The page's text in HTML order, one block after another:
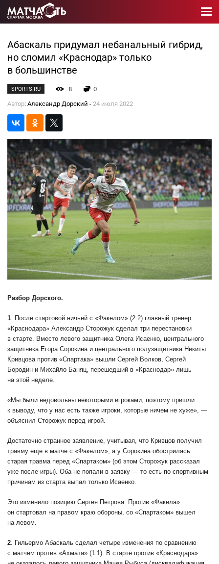
Абаскаль придумал небанальный гибрид,
но сломил «Краснодар» только
в большинстве
SPORTS.RU 8
0
Автор: Александр Дорский - 24 июля 2022
Разбор Дорского.
1. После стартовой ничьей с «Факелом» (2:2) главный тренер
«Краснодара» Александр Сторожук сделал три перестановки
в старте. Вместо левого защитника Олега Исаенко, центрального
защитника Егора Сорокина и центрального полузащитника Никиты
Кривцова против «Спартака» вышли Сергей Волков, Сергей
Бородин и Михайло Баняц, перешедший в «Краснодар» лишь
на этой неделе.
«Мы были недовольны некоторыми игроками, поэтому пришли
к выводу, что у нас есть также игроки, которые ничем не хуже», —
объяснил Сторожук перед игрой.
Достаточно странное заявление, учитывая, что Кривцов получил
травму еще в матче с «Факелом», а у Сорокина обострилась
старая травма перед «Спартаком» (об этом Сторожук рассказал
уже после игры). Оба не попали в заявку — то есть по спортивным
причинам из старта выпал только Исаенко.
Это изменило позицию Сергея Петрова. Против «Факела»
он стартовал на правом краю обороны, со «Спартаком» вышел
на левом.
2. Гильермо Абаскаль сделал четыре изменения по сравнению
с матчем против «Ахмата» (1:1). В старте против «Краснодара»